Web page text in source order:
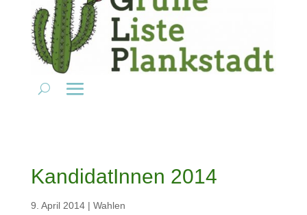
KandidatInnen 2014
9. April 2014| Wahlen